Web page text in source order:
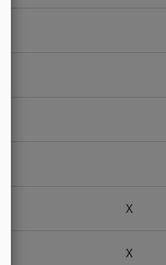
X
X